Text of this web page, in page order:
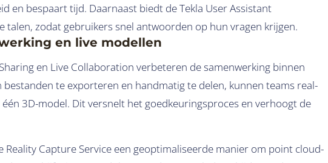
en bespaart tijd. Daarnaast biedt de Tekla User Assistant
talen, zodat gebruikers snel antwoorden op hun vragen krijgen.
en live modellen
en Live Collaboration verbeteren de samenwerking binnen
bestanden te exporteren en handmatig te delen, kunnen teams real-
3D-model. Dit versnelt het goedkeuringsproces en verhoogt de
Reality Capture Service een geoptimaliseerde manier om point cloud-